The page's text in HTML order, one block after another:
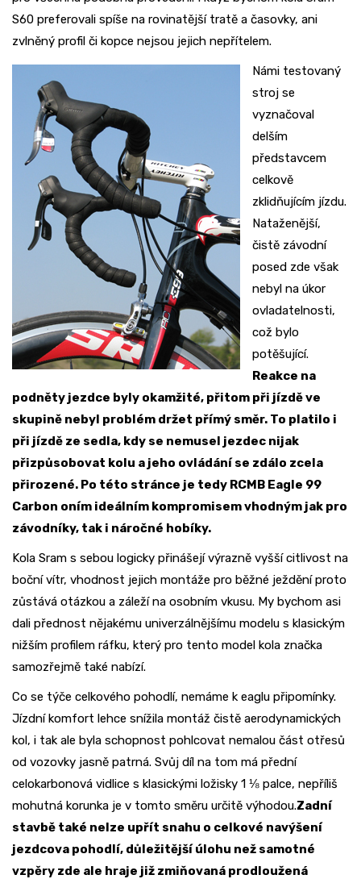
S60 preferovali spíše na rovinatější tratě a časovky, ani
zvlněný profil či kopce nejsou jejich nepřítelem.
Námi testovaný
stroj se
vyznačoval
delším
představcem
celkově
zklidňujícím jízdu.
Nataženější,
čistě závodní
posed zde však
nebyl na úkor
ovladatelnosti,
což bylo
potěšující.
Reakce na
podněty jezdce byly okamžité, přitom při jízdě ve
skupině nebyl problém držet přímý směr. To platilo i
při jízdě ze sedla, kdy se nemusel jezdec nijak
přizpůsobovat kolu a jeho ovládání se zdálo zcela
přirozené. Po této stránce je tedy RCMB Eagle 99
Carbon oním ideálním kompromisem vhodným jak pro
závodníky, tak i náročné hobíky.
Kola Sram s sebou logicky přinášejí výrazně vyšší citlivost na
boční vítr, vhodnost jejich montáže pro běžné ježdění proto
zůstává otázkou a záleží na osobním vkusu. My bychom asi
dali přednost nějakému univerzálnějšímu modelu s klasickým
nižším profilem ráfku, který pro tento model kola značka
samozřejmě také nabízí.
Co se týče celkového pohodlí, nemáme k eaglu připomínky.
Jízdní komfort lehce snížila montáž čistě aerodynamických
kol, i tak ale byla schopnost pohlcovat nemalou část otřesů
od vozovky jasně patrná. Svůj díl na tom má přední
celokarbonová vidlice s klasickými ložisky 1 ⅛ palce, nepříliš
mohutná korunka je v tomto směru určitě výhodou.Zadní
stavbě také nelze upřít snahu o celkové navýšení
jezdcova pohodlí, důležitější úlohu než samotné
vzpěry zde ale hraje již zmiňovaná prodloužená